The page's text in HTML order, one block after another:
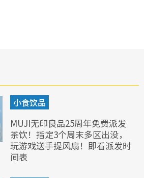
小食饮品
MUJI无印良品25周年免费派发
茶饮！指定3个周末多区出没，
玩游戏送手提风扇！即看派发时
间表